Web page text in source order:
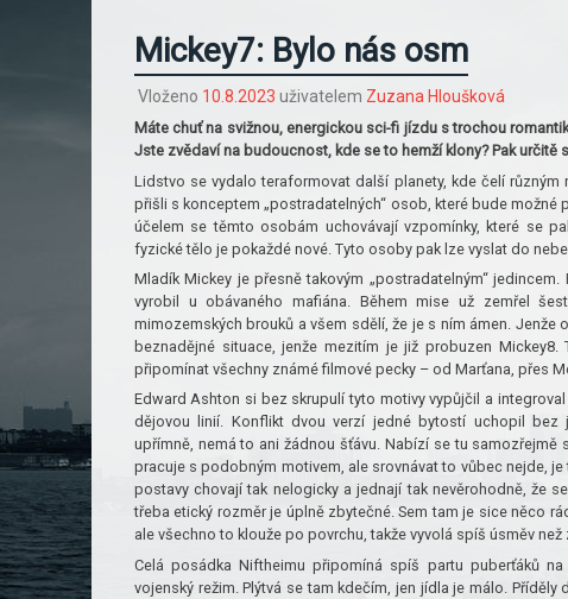
Mickey7: Bylo nás osm
Vloženo 10.8.2023 uživatelem Zuzana Hloušková
Máte chuť na svižnou, energickou sci-fi jízdu s trochou
Jste zvědaví na budoucnost, kde se to hemží klony? Pak
Lidstvo se vydalo teraformovat další planety, kde čelí
přišli s konceptem „postradatelných“ osob, které bude
účelem se těmto osobám uchovávají vzpomínky, které se
fyzické tělo je pokaždé nové. Tyto osoby pak lze vyslat do
Mladík Mickey je přesně takovým „postradatelným“
vyrobil u obávaného mafiána. Během mise už zemřel
mimozemských brouků a všem sdělí, že je s ním ámen.
beznadějné situace, jenže mezitím je již probuzen
připomínat všechny známé filmové pecky – od Marťana, přes
Edward Ashton si bez skrupulí tyto motivy vypůjčil a
dějovou linií. Konflikt dvou verzí jedné bytostí uchopil bez
upřímně, nemá to ani žádnou šťávu. Nabízí se tu samozřejmě
pracuje s podobným motivem, ale srovnávat to vůbec nejde,
postavy chovají tak nelogicky a jednají tak nevěrohodně, že
třeba etický rozměr je úplně zbytečné. Sem tam je sice něco
ale všechno to klouže po povrchu, takže vyvolá spíš úsměv než
Celá posádka Niftheimu připomíná spíš partu puberťáků
vojenský režim. Plýtvá se tam kdečím, jen jídla je málo.